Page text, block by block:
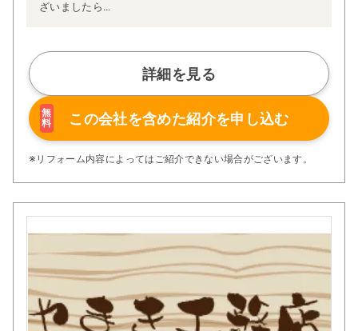
ざいましたら
詳細を見る
無
料
この会社を含めた紹介を申し込む
※リフォーム内容によってはご紹介できない場合がございます。